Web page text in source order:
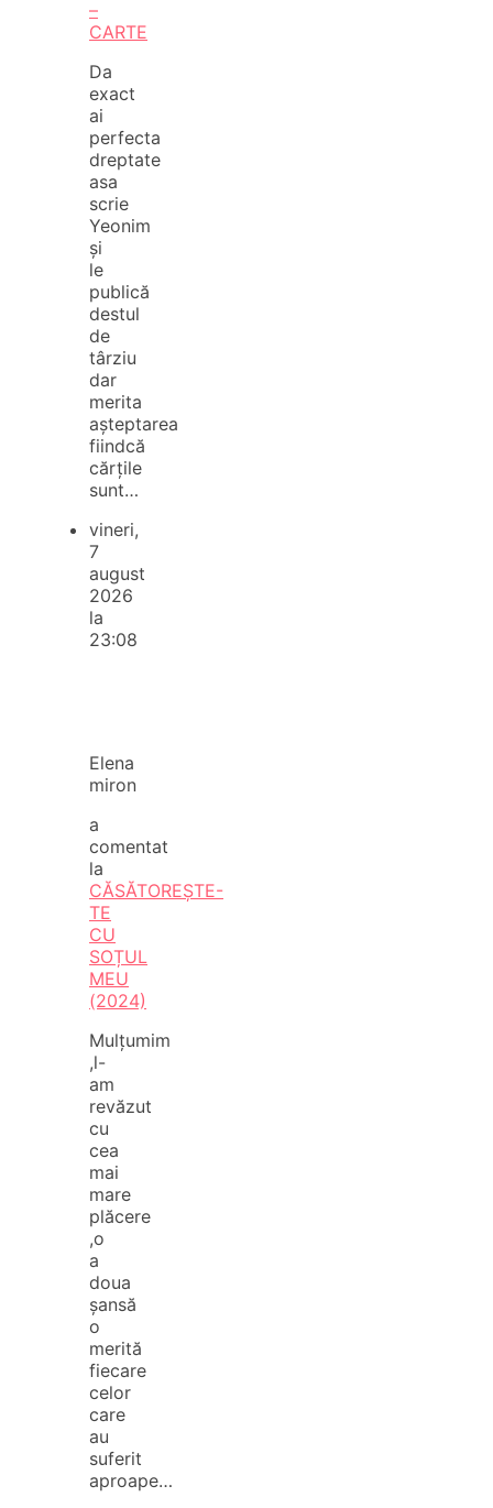
–
CARTE
Da
exact
ai
perfecta
dreptate
asa
scrie
Yeonim
și
le
publică
destul
de
târziu
dar
merita
așteptarea
fiindcă
cărțile
sunt…
vineri,
7
august
2026
la
23:08
Elena
miron
a
comentat
la
CĂSĂTOREȘTE-
TE
CU
SOȚUL
MEU
(2024)
Mulțumim
,l-
am
revăzut
cu
cea
mai
mare
plăcere
,o
a
doua
șansă
o
merită
fiecare
celor
care
au
suferit
aproape…